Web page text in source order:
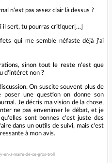
n'est pas assez clair là dessus ?
il sert, tu pourras critiquer[…]
qui me semble néfaste déjà j'ai
sinon tout le reste n'est que
d'intéret non ?
On suscite souvent plus de
poser une question on donne son
Je décris ma vision de la chose,
ne pas envenimer le débat, et je
sont bonnes c'est juste des
dans un outils de suivi, mais c'est
à mon avis.
a-marre-de-ce-gros-troll